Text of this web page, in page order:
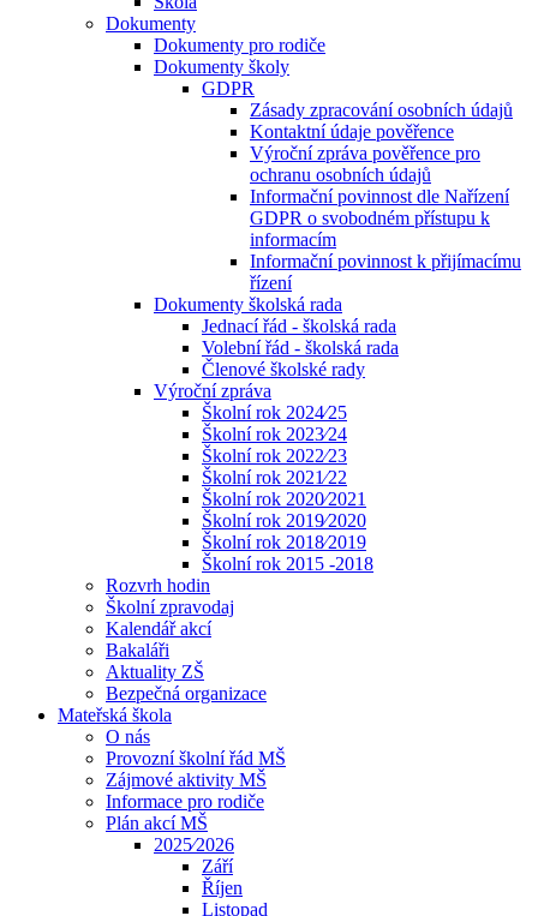
Dokumenty
Dokumenty pro rodiče
Dokumenty školy
GDPR
Zásady zpracování osobních údajů
Kontaktní údaje pověřence
Výroční zpráva pověřence pro
ochranu osobních údajů
Informační povinnost dle Nařízení
GDPR o svobodném přístupu k
informacím
Informační povinnost k přijímacímu
řízení
Dokumenty školská rada
Jednací řád - školská rada
Volební řád - školská rada
Členové školské rady
Výroční zpráva
Školní rok 2024⁄25
Školní rok 2023⁄24
Školní rok 2022⁄23
Školní rok 2021⁄22
Školní rok 2020⁄2021
Školní rok 2019⁄2020
Školní rok 2018⁄2019
Školní rok 2015 -2018
Rozvrh hodin
Školní zpravodaj
Kalendář akcí
Bakaláři
Aktuality ZŠ
Bezpečná organizace
Mateřská škola
O nás
Provozní školní řád MŠ
Zájmové aktivity MŠ
Informace pro rodiče
Plán akcí MŠ
2025⁄2026
Září
Říjen
Listopad